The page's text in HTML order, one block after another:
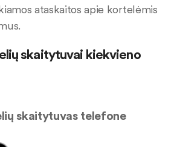
ataskaitos apie kortelėmis
skaitytuvai kiekvieno
skaitytuvas telefone